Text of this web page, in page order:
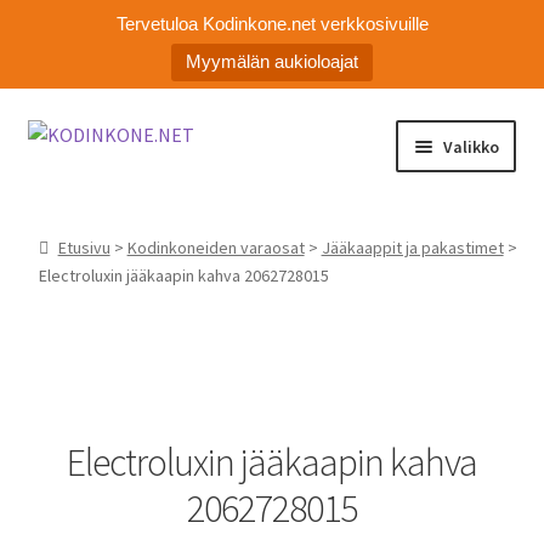
Tervetuloa Kodinkone.net verkkosivuille
Myymälän aukioloajat
Siirry
Siirry
Valikko
tason
Ota yhteyttä
Etusivu > Kodinkoneiden varaosat> Jääkaappit ja pakastimet>
Electroluxin jääkaapin kahva 2062728015
Electroluxin jääkaapin kahva
2062728015